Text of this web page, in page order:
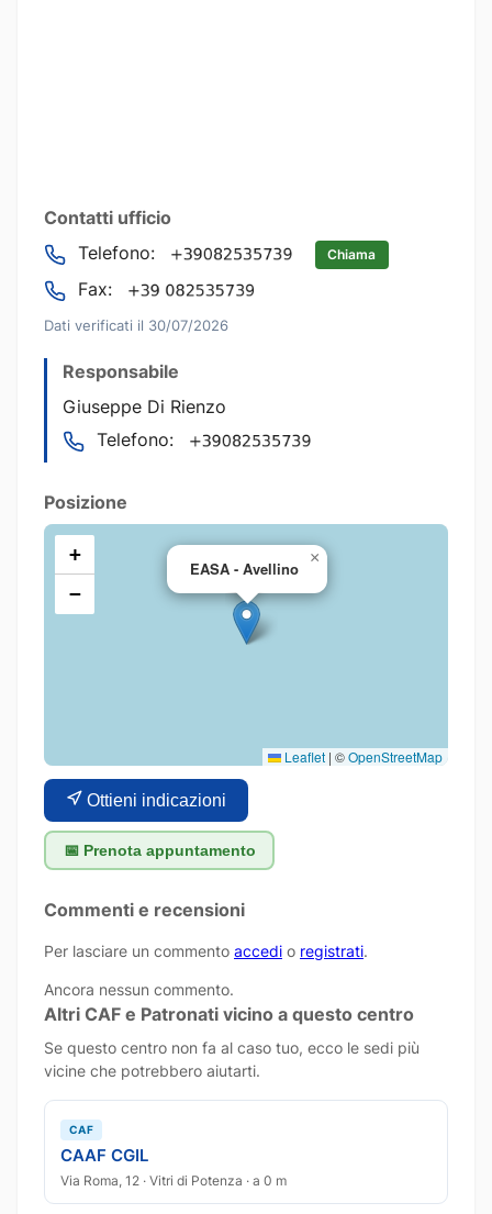
Contatti ufficio
Telefono:
Chiama
Fax:
Dati verificati il 30/07/2026
Responsabile
Giuseppe Di Rienzo
Telefono:
Posizione
EASA - Avellino
×
+
−
Leaflet | ©OpenStreetMap
Ottieni indicazioni
📅 Prenota appuntamento
Commenti e recensioni
Per lasciare un commento accedi o registrati.
Ancora nessun commento.
Altri CAF e Patronati vicino a questo centro
Se questo centro non fa al caso tuo, ecco le sedi più
vicine che potrebbero aiutarti.
CAF
CAAF CGIL
Via Roma, 12 · Vitri di Potenza · a 0 m